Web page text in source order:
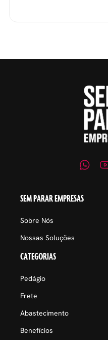
SEM PARAR EMPRESAS
Sobre Nós
Nossas Soluções
CATEGORIAS
Pedágio
Frete
Abastecimento
Benefícios